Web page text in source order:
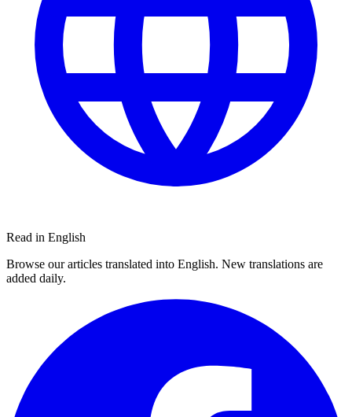
Read in English
Browse our articles translated into English. New translations are
added daily.